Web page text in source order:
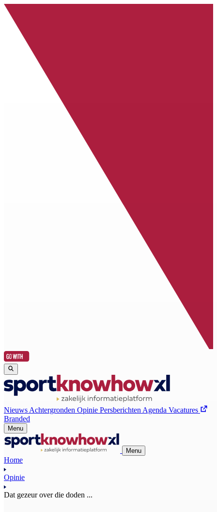
Nieuws Achtergronden Opinie Persberichten Agenda Vacatures
Branded
Menu
Menu
Home
Opinie
Dat gezeur over die doden ...